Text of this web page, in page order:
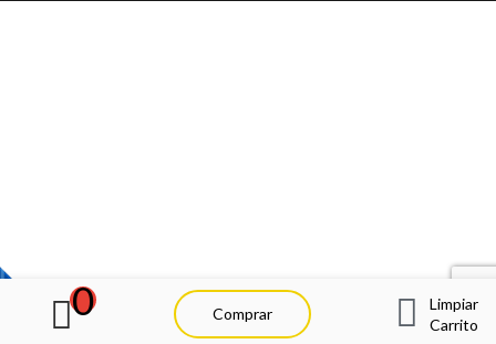
0 Comprar
Limpiar
Carrito